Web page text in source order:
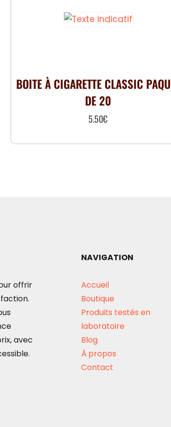
BOITE À CIGARETTE CLASSIC
DE 20
5.50€
offrir
avec
NAVIGATION
Accueil
Boutique
Produits testés en
laboratoire
Blog
À propos
Contact